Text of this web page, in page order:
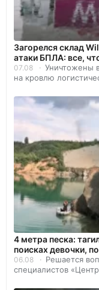
Загорелся склад
атаки БПЛА: все,
07.08
Уничтожены
на кровлю
4 метра песка:
поисках девочки,
06.08
Решается
специалистов